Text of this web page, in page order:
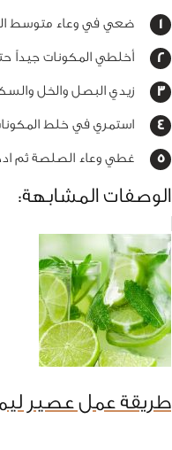
ضعي في وعاء متوسط
أخلطي المكونات جيداً
زيدي البصل والخل
استمري في خلط
غطي وعاء الصلصة ثم ادخليه الى الثلاجة
الوصفات المشابهة:
طريقة عمل عصير